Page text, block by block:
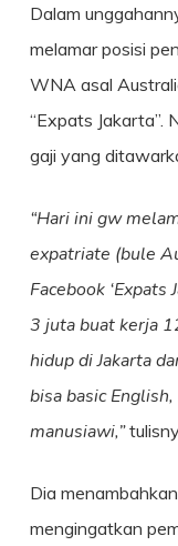
Dalam
melamar posisi
WNA asal
“Expats Jakarta”.
gaji yang
“Hari ini gw
expatriate (bule
Facebook ‘Expats
3 juta buat kerja
hidup di Jakarta
bisa basic
manusiawi,”
Dia
mengingatkan